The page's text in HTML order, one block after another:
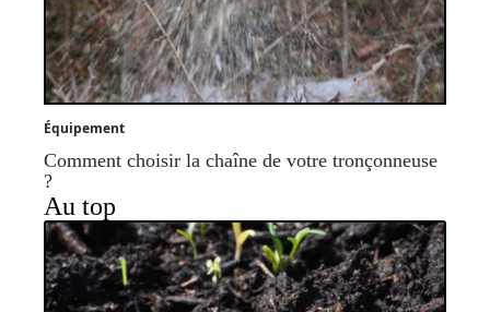
Équipement
Comment choisir la chaîne de votre tronçonneuse
?
Au top